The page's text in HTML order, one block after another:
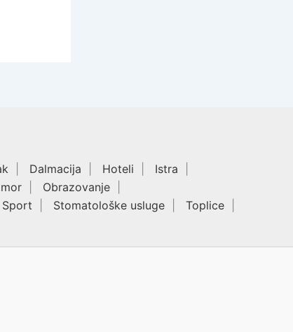
Dalmacija Hoteli
Istra
Obrazovanje
Sport Stomatološke usluge
Toplice